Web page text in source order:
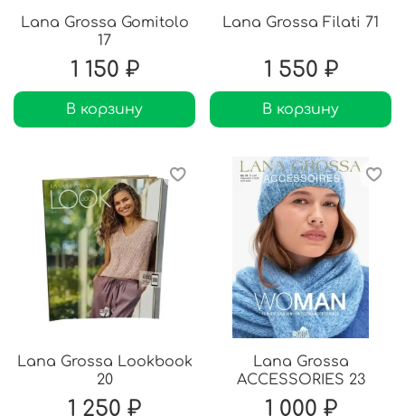
Lana Grossa Gomitolo
17
1 150 ₽
В корзину
Lana Grossa Filati 71
1 550 ₽
В корзину
Lana Grossa Lookbook
20
1 250 ₽
Lana Grossa
ACCESSORIES 23
1 000 ₽